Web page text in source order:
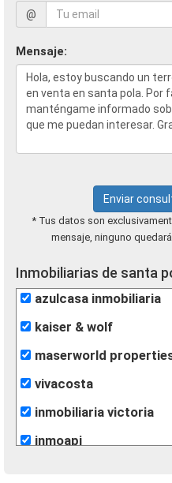
@
Mensaje:
Enviar
* Tus datos son
mensaje, ninguno
Inmobiliarias de santa
azulcasa inmobiliaria
kaiser & wolf
maserworld
vivacosta
inmobiliaria victoria
inmoapi